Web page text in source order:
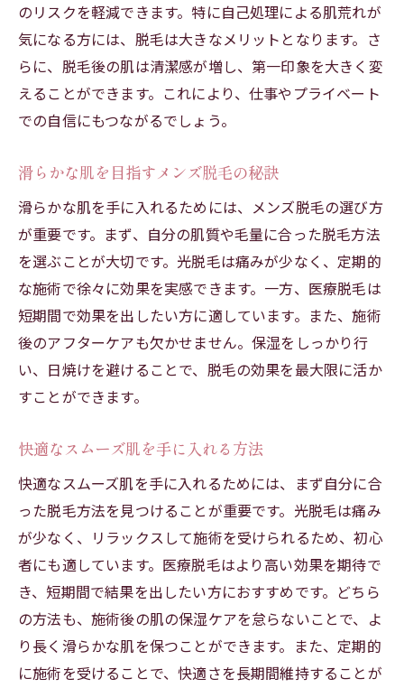
のリスクを軽減できます。特に自己処理による肌荒れが
気になる方には、脱毛は大きなメリットとなります。さ
らに、脱毛後の肌は清潔感が増し、第一印象を大きく変
えることができます。これにより、仕事やプライベート
での自信にもつながるでしょう。
滑らかな肌を目指すメンズ脱毛の秘訣
滑らかな肌を手に入れるためには、メンズ脱毛の選び方
が重要です。まず、自分の肌質や毛量に合った脱毛方法
を選ぶことが大切です。光脱毛は痛みが少なく、定期的
な施術で徐々に効果を実感できます。一方、医療脱毛は
短期間で効果を出したい方に適しています。また、施術
後のアフターケアも欠かせません。保湿をしっかり行
い、日焼けを避けることで、脱毛の効果を最大限に活か
すことができます。
快適なスムーズ肌を手に入れる方法
快適なスムーズ肌を手に入れるためには、まず自分に合
った脱毛方法を見つけることが重要です。光脱毛は痛み
が少なく、リラックスして施術を受けられるため、初心
者にも適しています。医療脱毛はより高い効果を期待で
き、短期間で結果を出したい方におすすめです。どちら
の方法も、施術後の肌の保湿ケアを怠らないことで、よ
り長く滑らかな肌を保つことができます。また、定期的
に施術を受けることで、快適さを長期間維持することが